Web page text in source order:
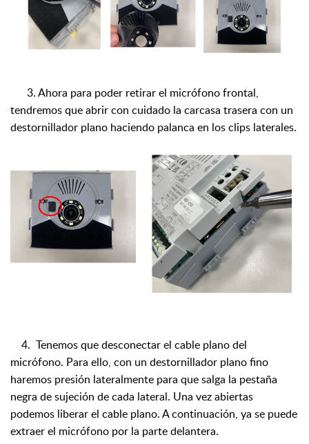
3. Ahora para poder retirarel micrófono frontal,
tendremos que abrir con cuidado la carcasa trasera con un
destornillador plano haciendo palanca en los clips laterales.
4. Tenemos que desconectar el cable plano del
micrófono. Para ello, con un destornillador plano fino
haremos presión lateralmente para quesalga la pestaña
negra de sujeción de cada lateral. Una vez abiertas
podemos liberar el cable plano. A continuación, ya se puede
extraer el micrófono por la parte delantera.